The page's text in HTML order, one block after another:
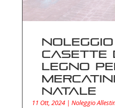
casette
legno
Natale
11 Ott, 2024| Noleggio